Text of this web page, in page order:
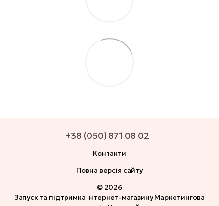
+38 (050) 871 08 02
Контакти
Повна версія сайту
© 2026
Запуск та підтримка інтернет-магазинуМаркетингова